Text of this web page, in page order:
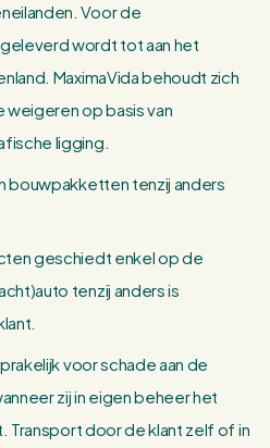
Voor de
wordt tot aan het
MaximaVida behoudt zich
op basis van
ligging.
bouwpakketten tenzij anders
geschiedt enkel op de
tenzij anders is
voor schade aan de
zij in eigen beheer het
Transport door de klant zelf of in